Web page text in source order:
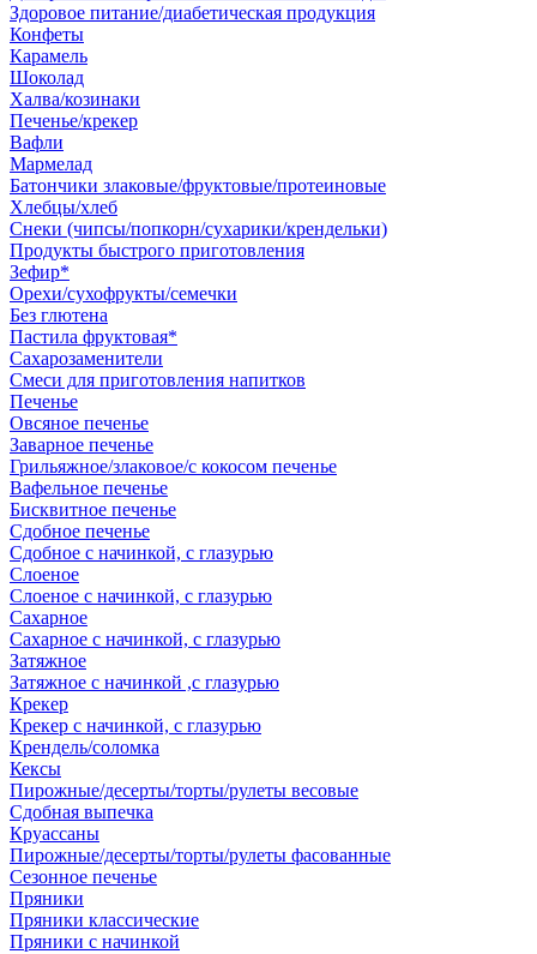
Здоровое питание/диабетическая продукция
Конфеты
Карамель
Шоколад
Халва/козинаки
Печенье/крекер
Вафли
Мармелад
Батончики злаковые/фруктовые/протеиновые
Хлебцы/хлеб
Снеки (чипсы/попкорн/сухарики/крендельки)
Продукты быстрого приготовления
Зефир*
Орехи/сухофрукты/семечки
Без глютена
Пастила фруктовая*
Сахарозаменители
Смеси для приготовления напитков
Печенье
Овсяное печенье
Заварное печенье
Грильяжное/злаковое/с кокосом печенье
Вафельное печенье
Бисквитное печенье
Сдобное печенье
Сдобное с начинкой, с глазурью
Слоеное
Слоеное с начинкой, с глазурью
Сахарное
Сахарное с начинкой, с глазурью
Затяжное
Затяжное с начинкой ,с глазурью
Крекер
Крекер с начинкой, с глазурью
Крендель/соломка
Кексы
Пирожные/десерты/торты/рулеты весовые
Сдобная выпечка
Круассаны
Пирожные/десерты/торты/рулеты фасованные
Сезонное печенье
Пряники
Пряники классические
Пряники с начинкой